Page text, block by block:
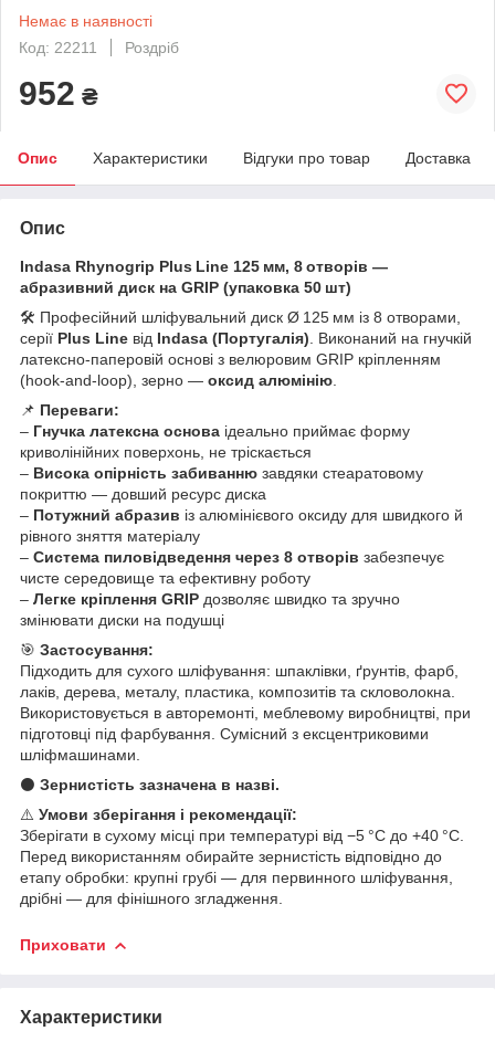
Немає в наявності
Код: 22211
Роздріб
952 ₴
Опис Характеристики Відгуки про товар Доставка
Опис
Indasa Rhynogrip Plus Line 125 мм, 8 отворів —
абразивний диск на GRIP (упаковка 50 шт)
🛠 Професійний шліфувальний диск Ø 125 мм із 8 отворами,
серії Plus Line від Indasa (Португалія) . Виконаний на гнучкій
латексно-паперовій основі з велюровим GRIP кріпленням
(hook-and-loop), зерно — оксид алюмінію
📌 Переваги:
– Гнучка латексна основа ідеально приймає форму
криволінійних поверхонь, не тріскається
– Висока опірність забиванню завдяки стеаратовому
покриттю — довший ресурс диска
– Потужний абразив із алюмінієвого оксиду для швидкого й
рівного зняття матеріалу
– Система пиловідведення через 8 отворів забезпечує
чисте середовище та ефективну роботу
– Легке кріплення GRIP дозволяє швидко та зручно
змінювати диски на подушці
🎯 Застосування:
Підходить для сухого шліфування: шпаклівки, ґрунтів, фарб,
лаків, дерева, металу, пластика, композитів та скловолокна.
Використовується в авторемонті, меблевому виробництві, при
підготовці під фарбування. Сумісний з ексцентриковими
шліфмашинами.
⚫ Зернистість зазначена в назві.
⚠️ Умови зберігання і рекомендації:
Зберігати в сухому місці при температурі від −5 °C до +40 °C.
Перед використанням обирайте зернистість відповідно до
етапу обробки: крупні грубі — для первинного шліфування,
дрібні — для фінішного згладження.
Приховати
Характеристики